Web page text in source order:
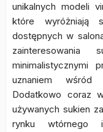
unikalnych modeli
które wyróżniają
dostępnych w
minimalistycznymi
uznaniem wśród
Dodatkowo coraz
używanych sukien
rynku wtórnego